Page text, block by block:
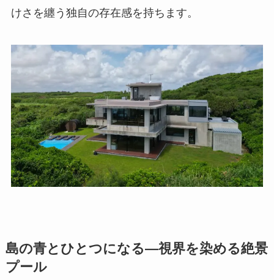
けさを纏う独自の存在感を持ちます。
島の青とひとつになる―視界を染める絶景
プール